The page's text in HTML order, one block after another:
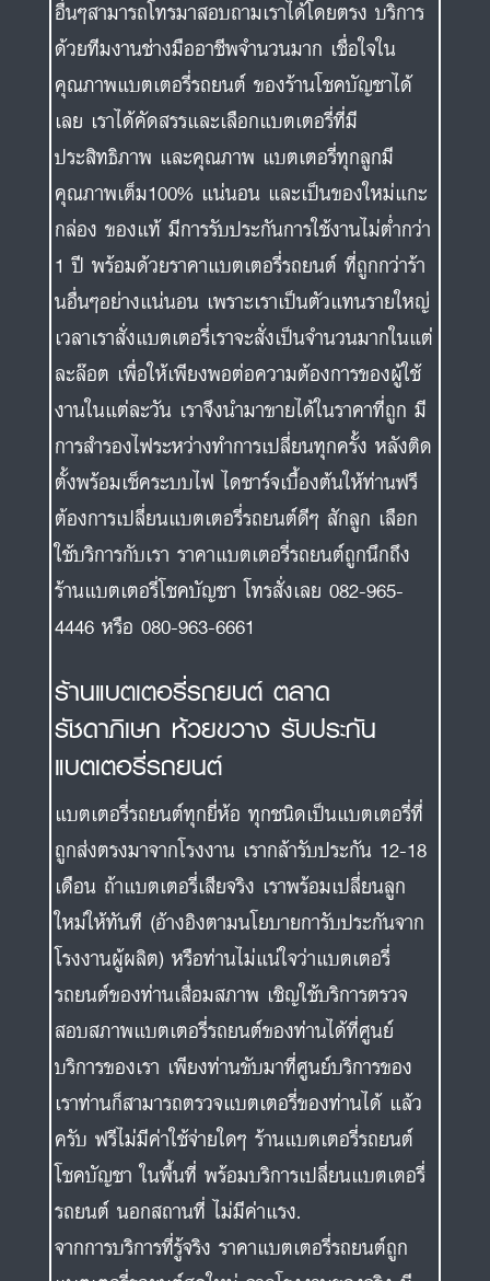
อื่นๆสามารถโทรมาสอบถามเราได้โดยตรง บริการ
ด้วยทีมงานช่างมืออาชีพจำนวนมาก เชื่อใจใน
คุณภาพแบตเตอรี่รถยนต์ ของร้านโชคบัญชาได้
เลย เราได้คัดสรรและเลือกแบตเตอรี่ที่มี
ประสิทธิภาพ และคุณภาพ แบตเตอรี่ทุกลูกมี
คุณภาพเต็ม100% แน่นอน และเป็นของใหม่แกะ
กล่อง ของแท้ มีการรับประกันการใช้งานไม่ต่ำกว่า
1 ปี พร้อมด้วยราคาแบตเตอรี่รถยนต์ ที่ถูกกว่าร้า
นอื่นๆอย่างแน่นอน เพราะเราเป็นตัวแทนรายใหญ่
เวลาเราสั่งแบตเตอรี่เราจะสั่งเป็นจำนวนมากในแต่
ละล๊อต เพื่อให้เพียงพอต่อความต้องการของผู้ใช้
งานในแต่ละวัน เราจึงนำมาขายได้ในราคาที่ถูก มี
การสำรองไฟระหว่างทำการเปลี่ยนทุกครั้ง หลังติด
ตั้งพร้อมเช็คระบบไฟ ไดชาร์จเบื้องต้นให้ท่านฟรี
ต้องการเปลี่ยนแบตเตอรี่รถยนต์ดีๆ สักลูก เลือก
ใช้บริการกับเรา ราคาแบตเตอรี่รถยนต์ถูกนึกถึง
ร้านแบตเตอรี่โชคบัญชา โทรสั่งเลย 082-965-
4446 หรือ 080-963-6661
ร้านแบตเตอรี่รถยนต์ ตลาด
รัชดาภิเษก ห้วยขวาง รับประกัน
แบตเตอรี่รถยนต์
แบตเตอรี่รถยนต์ทุกยี่ห้อ ทุกชนิดเป็นแบตเตอรี่ที่
ถูกส่งตรงมาจากโรงงาน เรากล้ารับประกัน 12-18
เดือน ถ้าแบตเตอรี่เสียจริง เราพร้อมเปลี่ยนลูก
ใหม่ให้ทันที (อ้างอิงตามนโยบายการับประกันจาก
โรงงานผู้ผลิต) หรือท่านไม่แน่ใจว่าแบตเตอรี่
รถยนต์ของท่านเสื่อมสภาพ เชิญใช้บริการตรวจ
สอบสภาพแบตเตอรี่รถยนต์ของท่านได้ที่ศูนย์
บริการของเรา เพียงท่านขับมาที่ศูนย์บริการของ
เราท่านก็สามารถตรวจแบตเตอรี่ของท่านได้ แล้ว
ครับ ฟรีไม่มีค่าใช้จ่ายใดๆ ร้านแบตเตอรี่รถยนต์
โชคบัญชา ในพื้นที่ พร้อมบริการเปลี่ยนแบตเตอรี่
รถยนต์ นอกสถานที่ ไม่มีค่าแรง.
จากการบริการที่รู้จริง ราคาแบตเตอรี่รถยนต์ถูก